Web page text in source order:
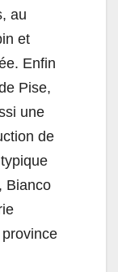
au
et
Enfin
Pise,
une
de
Bianco